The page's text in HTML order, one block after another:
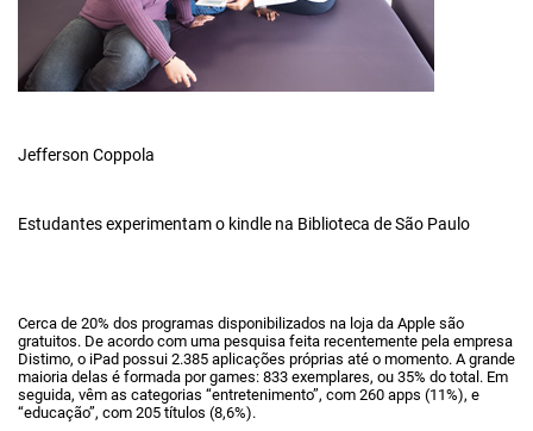
Jefferson Coppola
Estudantes experimentam o kindle na Biblioteca de São Paulo
Cerca de 20% dos programas disponibilizados na loja da Apple são
gratuitos. De acordo com uma pesquisa feita recentemente pela empresa
Distimo, o iPad possui 2.385 aplicações próprias até o momento. A grande
maioria delas é formada por games: 833 exemplares, ou 35% do total. Em
seguida, vêm as categorias “entretenimento”, com 260 apps (11%), e
“educação”, com 205 títulos (8,6%).